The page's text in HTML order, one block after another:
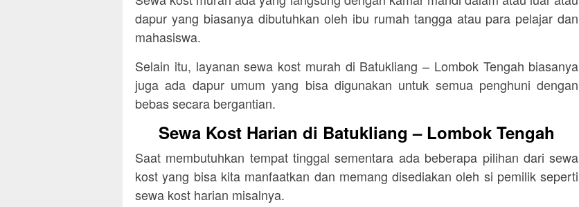
dapur yang biasanya dibutuhkan oleh ibu rumah tangga atau para pelajar dan
mahasiswa.
Selain itu, layanan sewa kost murah di Batukliang – Lombok Tengah biasanya
juga ada dapur umum yang bisa digunakan untuk semua penghuni dengan
bebas secara bergantian.
Sewa Kost Harian di Batukliang – Lombok Tengah
Saat membutuhkan tempat tinggal sementara ada beberapa pilihan dari sewa
kost yang bisa kita manfaatkan dan memang disediakan oleh si pemilik seperti
sewa kost harian misalnya.